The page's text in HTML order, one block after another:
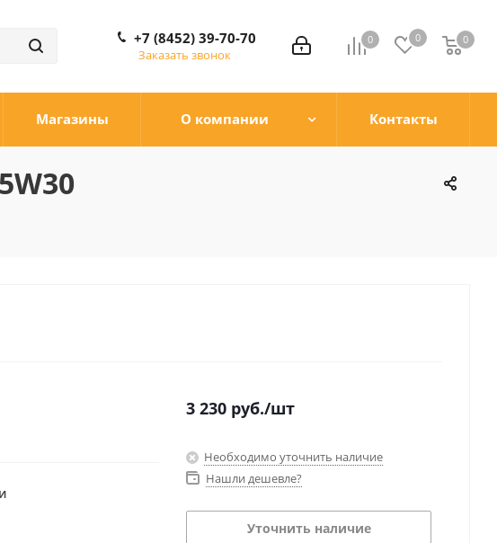
0 0 0
0
+7 (8452) 39-70-70
Заказать звонок
Магазины О компании Контакты
3 230 руб./шт
Необходимо уточнить наличие
Нашли дешевле?
Уточнить наличие